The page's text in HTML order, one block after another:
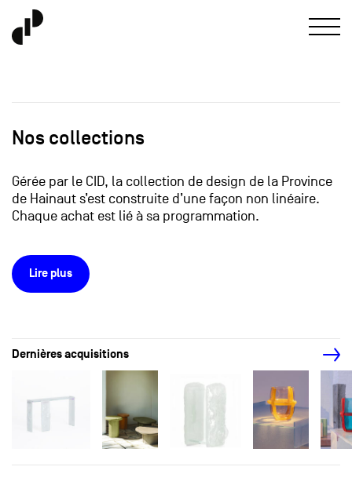
Nos collections
Gérée par le CID, la collection de design de la Province
de Hainaut s’est construite d’une façon non linéaire.
Chaque achat est lié à sa programmation.
Lire plus
Dernières acquisitions